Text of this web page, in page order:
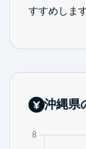
すすめします
沖縄県